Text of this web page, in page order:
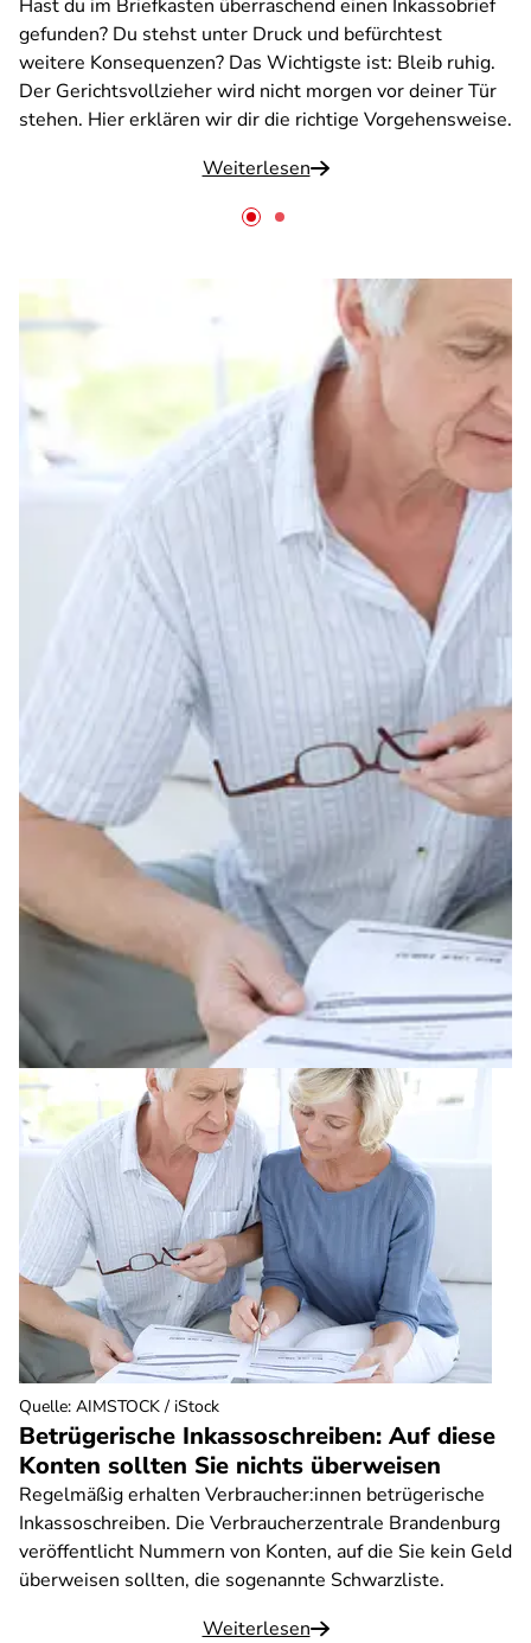
Hast du im Briefkasten überraschend einen Inkassobrief
gefunden? Du stehst unter Druck und befürchtest
weitere Konsequenzen? Das Wichtigste ist: Bleib ruhig.
Der Gerichtsvollzieher wird nicht morgen vor deiner Tür
stehen. Hier erklären wir dir die richtige Vorgehensweise.
Weiterlesen
Betrügerische Inkassoschreiben: Auf diese
Konten sollten Sie nichts überweisen
Regelmäßig erhalten Verbraucher:innen betrügerische
Inkassoschreiben. Die Verbraucherzentrale Brandenburg
veröffentlicht Nummern von Konten, auf die Sie kein Geld
überweisen sollten, die sogenannte Schwarzliste.
Weiterlesen
Quelle: AIMSTOCK / iStock